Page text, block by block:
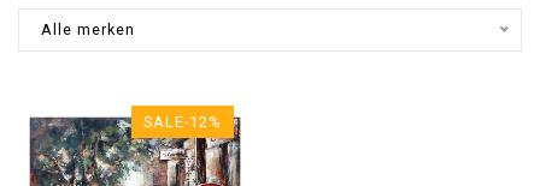
Alle merken
SALE-12%